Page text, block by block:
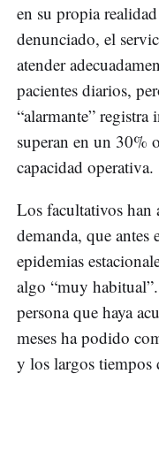
en su propia
denunciado, el
atender
pacientes diarios,
“alarmante” registra
superan en un 30%
capacidad operativa.
Los facultativos han
demanda, que antes
epidemias
algo “muy
persona que haya
meses ha podido
y los largos tiempos